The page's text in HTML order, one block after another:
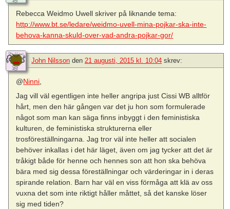
Rebecca Weidmo Uwell skriver på liknande tema:
http://www.bt.se/ledare/weidmo-uvell-mina-pojkar-ska-inte-
behova-kanna-skuld-over-vad-andra-pojkar-gor/
John Nilsson den 21 augusti, 2015 kl. 10:04 skrev:
@Ninni,
Jag vill väl egentligen inte heller angripa just Cissi WB alltför
hårt, men den här gången var det ju hon som formulerade
något som man kan säga finns inbyggt i den feministiska
kulturen, de feministiska strukturerna eller
trosföreställningarna. Jag tror väl inte heller att socialen
behöver inkallas i det här läget, även om jag tycker att det är
tråkigt både för henne och hennes son att hon ska behöva
bära med sig dessa föreställningar och värderingar in i deras
spirande relation. Barn har väl en viss förmåga att klä av oss
vuxna det som inte riktigt håller måttet, så det kanske löser
sig med tiden?